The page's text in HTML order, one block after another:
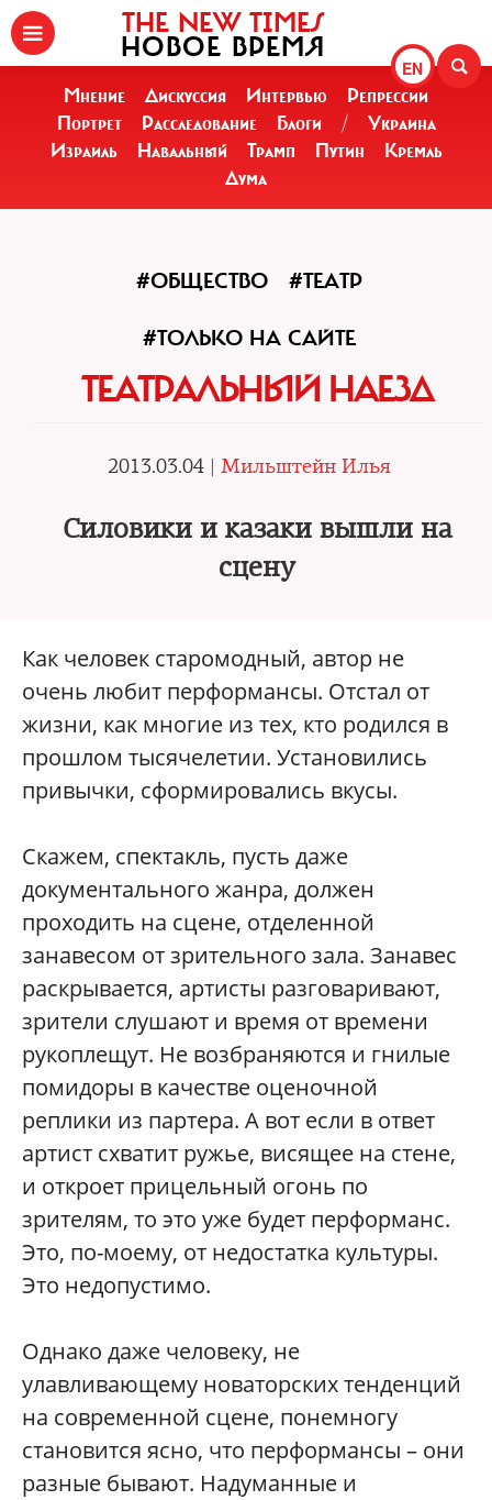
EN
THE NEW TIMES
НОВОЕ ВРЕМЯ
Мнение Дискуссия Интервью
Репрессии
Портрет
Расследование Блоги /
Украина
Израиль
Навальный Трамп Путин
Кремль
Дума
#ОБЩЕСТВО #ТЕАТР
#ТОЛЬКО НА САЙТЕ
ТЕАТРАЛЬНЫЙ НАЕЗД
2013.03.04 | Мильштейн Илья
Силовики и казаки вышли на
сцену
Как человек старомодный, автор не
очень любит перформансы. Отстал от
жизни, как многие из тех, кто родился в
прошлом тысячелетии. Установились
привычки, сформировались вкусы.
Скажем, спектакль, пусть даже
документального жанра, должен
проходить на сцене, отделенной
занавесом от зрительного зала. Занавес
раскрывается, артисты разговаривают,
зрители слушают и время от времени
рукоплещут. Не возбраняются и гнилые
помидоры в качестве оценочной
реплики из партера. А вот если в ответ
артист схватит ружье, висящее на стене,
и откроет прицельный огонь по
зрителям, то это уже будет перформанс.
Это, по-моему, от недостатка культуры.
Это недопустимо.
Однако даже человеку, не
улавливающему новаторских тенденций
на современной сцене, понемногу
становится ясно, что перформансы – они
разные бывают. Надуманные и